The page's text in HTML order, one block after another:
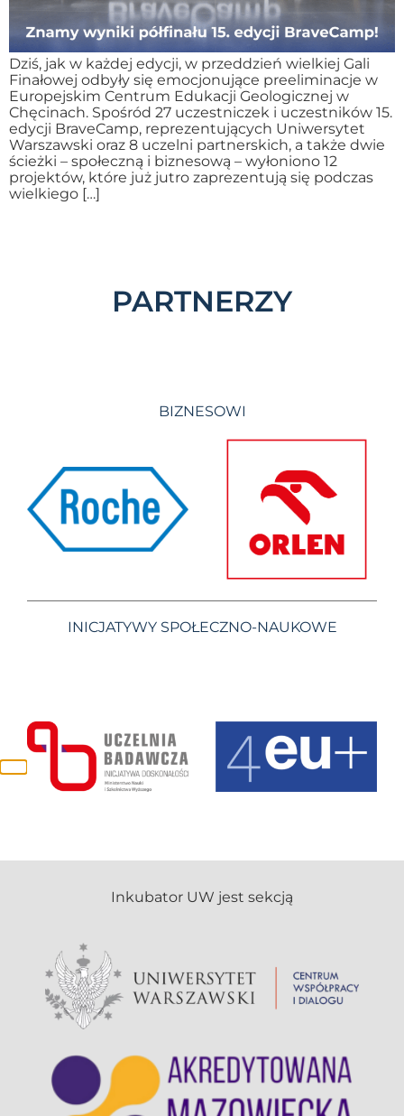
Dziś, jak w każdej edycji, w przeddzień wielkiej Gali
Finałowej odbyły się emocjonujące preeliminacje w
Europejskim Centrum Edukacji Geologicznej w
Chęcinach. Spośród 27 uczestniczek i uczestników 15.
edycji BraveCamp, reprezentujących Uniwersytet
Warszawski oraz 8 uczelni partnerskich, a także dwie
ścieżki – społeczną i biznesową – wyłoniono 12
projektów, które już jutro zaprezentują się podczas
wielkiego […]
PARTNERZY
BIZNESOWI
INICJATYWY SPOŁECZNO-NAUKOWE